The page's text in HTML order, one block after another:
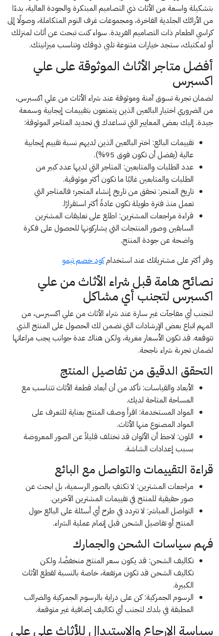
بتشكيلة واسعة من الأثاث ذي التصاميم المبتكرة والجودة العالية، بدءًا
من الأرائك الجلدية الفاخرة، ومجموعات غرف النوم المتكاملة، وصولًا إلى
كراسي الطعام ذات التصاميم الفريدة. سواء كنت تبحث عن أثاث لمنزلك
أو لمكتبك، ستجد خيارات متنوعة تلبي ذوقك وتناسب ميزانيتك.
أفضل متاجر الأثاث الموثوقة على علي
اكسبرس
لضمان تجربة تسوق آمنة وموثوقة عند شراء الأثاث من علي اكسبرس،
من الضروري اختيار البائعين الذين يتمتعون بتقييمات إيجابية وسمعة
جيدة. إليك بعض المعايير التي تساعدك في تحديد المتاجر الموثوقة:
تقييمات البائع: اختر البائعين الذين لديهم نسبة تقييم إيجابية
عالية (يفضل أن تكون فوق 95%).
عدد الطلبات والمتابعين: المتاجر التي لديها عدد كبير من
الطلبات والمتابعين غالبًا ما تكون أكثر موثوقية.
تاريخ المتجر: تحقق من تاريخ إنشاء المتجر؛ فالمتاجر التي
تعمل منذ فترة طويلة تكون عادةً أكثر استقرارًا.
قراءة مراجعات المشترين: اطلع على تعليقات المشترين
السابقين وصور المنتجات التي يشاركونها للحصول على فكرة
واضحة عن جودة المنتج.
وفر أكثر على مشترياتك عند استخدامكود خصم تيمو
نصائح هامة قبل شراء الأثاث من علي
اكسبرس لتجنب أي مشاكل
لتجنب أي مفاجآت غير سارة عند شراء الأثاث من علي اكسبرس، من
المهم اتباع بعض الإرشادات التي تضمن لك الحصول على المنتج الذي
تتوقعه. قد تكون الأسعار مغرية، ولكن هناك عدة جوانب يجب مراعاتها
لضمان تجربة شراء ناجحة.
التحقق الدقيق من تفاصيل المنتج
الأبعاد والقياسات: تأكد من أن أبعاد قطعة الأثاث تتناسب مع
المساحة المتاحة لديك.
المواد المستخدمة: اقرأ وصف المنتج بعناية للتعرف على
المواد المصنوع منها الأثاث.
اللون: لاحظ أن الألوان قد تختلف قليلاً عن الصور المعروضة
بسبب إعدادات الشاشة.
قراءة التقييمات والتواصل مع البائع
مراجعات المشترين: لا تكتفِ بالصور الرسمية، بل ابحث عن
صور حقيقية للمنتج في تقييمات المشترين الآخرين.
التواصل المباشر: لا تتردد في طرح أي أسئلة على البائع حول
المنتج أو تفاصيل الشحن قبل إتمام عملية الشراء.
فهم سياسات الشحن والجمارك
تكاليف الشحن: قد يكون سعر المنتج منخفضًا، ولكن
تكاليف الشحن قد تكون مرتفعة، خاصة بالنسبة لقطع الأثاث
الكبيرة.
الرسوم الجمركية: كن على دراية بالرسوم الجمركية والضرائب
المطبقة في بلدك لتجنب أي تكاليف إضافية غير متوقعة.
سياسة الإرجاع والاستبدال للأثاث على علي